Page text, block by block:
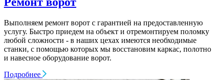
Выполняем ремонт ворот c гарантией на предоставленную
услугу. Быстро приедем на объект и отремонтируем поломку
любой сложности - в наших цехах имеются необходимые
станки, с помощью которых мы восстановим каркас, полотно
и навесное оборудование ворот.
Подробнее